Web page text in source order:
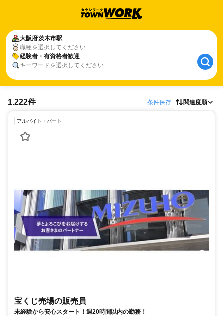
大阪府茨木市駅
職種を選択してください
経験者・有資格者歓迎
キーワードを選択してください
1,222件 条件保存 関連度順
アルバイト・パート
宝くじ売場の販売員
未経験から安心スタート！週20時間以内の勤務！